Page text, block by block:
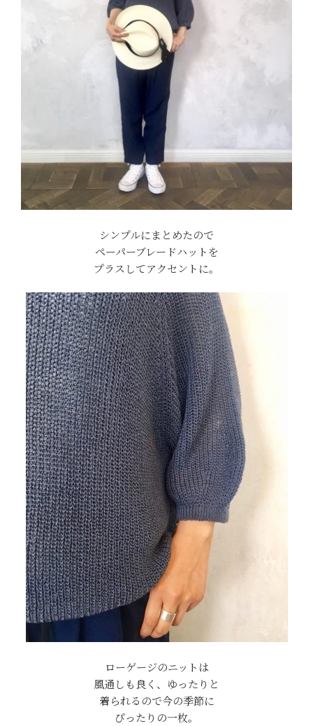
シンプルにまとめたので
ペーパーブレードハットを
プラスしてアクセントに。
ローゲージのニットは
風通しも良く、ゆったりと
着られるので今の季節に
ぴったりの一枚。